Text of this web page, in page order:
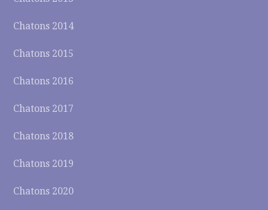
Chatons 2014
Chatons 2015
Chatons 2016
Chatons 2017
Chatons 2018
Chatons 2019
Chatons 2020